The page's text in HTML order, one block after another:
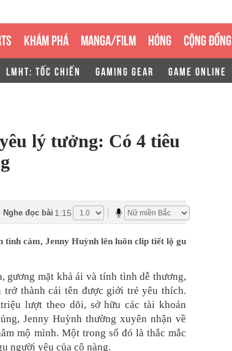
KHÁM PHÁ MANGA/FILM HÓNG CỘNG ĐỒNG
LMHT: TỐC CHIẾN GAMING GEAR GAME ONLINE
lý tưởng: Có 4 tiêu
Nghe đọc bài 1:15
cảm, Jenny Huỳnh lên luôn clip tiết lộ gu
gương mặt khả ái và tính tình dễ thương,
trở thành cái tên được giới trẻ yêu thích.
lượt theo dõi, sở hữu các tài khoản
Jenny Huỳnh thường xuyên nhận về
mộ mình. Một trong số đó là thắc mắc
người yêu của cô nàng.